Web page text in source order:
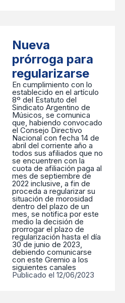
Nueva
prórroga para
regularizarse
En cumplimiento con lo
establecido en el artículo
8º del Estatuto del
Sindicato Argentino de
Músicos, se comunica
que, habiendo convocado
el Consejo Directivo
Nacional con fecha 14 de
abril del corriente año a
todos sus afiliados que no
se encuentren con la
cuota de afiliación paga al
mes de septiembre de
2022 inclusive, a fin de
proceda a regularizar su
situación de morosidad
dentro del plazo de un
mes, se notifica por este
medio la decisión de
prorrogar el plazo de
regularización hasta el día
30 de junio de 2023,
debiendo comunicarse
con este Gremio a los
siguientes canales
Publicado el 12/06/2023